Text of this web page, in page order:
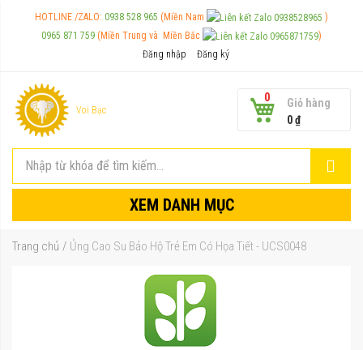
HOTLINE /ZALO: 0938 528 965 (Miền Nam
)
0965 871 759 (Miền Trung và Miền Bắc
)
Đăng nhập
Đăng ký
Voi Bạc
XEM DANH MỤC
Giỏ hàng
0
0 ₫
Trang chủ Ủng Cao Su Bảo Hộ Trẻ Em Có Họa Tiết - UCS0048